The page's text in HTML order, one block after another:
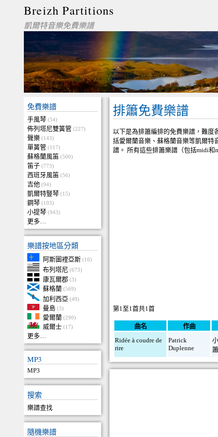
Breizh Partitions
凱爾特音樂免費樂譜
免費樂譜
手風琴 (54)
佈列塔尼雙簧管 (227)
聲樂 (143)
單簧管 (117)
蘇格蘭風笛 (500)
笛子 (773)
西班牙風笛 (56)
吉他 (94)
凱爾特豎琴 (15)
鋼琴 (103)
小提琴 (943)
更多…
樂譜按地區分類
阿斯圖裡亞斯 (10)
布列塔尼 (673)
康瓦爾郡 (3)
蘇格蘭 (569)
加利西亞 (49)
曼島 (3)
愛爾蘭 (290)
威爾士 (17)
更多…
MP3
MP3
搜索
樂譜查找
隨機樂譜
排簫免費樂譜
以下是為排簫編排的免費樂譜，難度
括愛爾蘭音樂、蘇格蘭音樂等凱爾特
譜。 所有這些排簫樂譜（包括midi和
第1至1首共1首
曲名
作曲
Ridée à coudre de
rire
Patrick
Duplenne